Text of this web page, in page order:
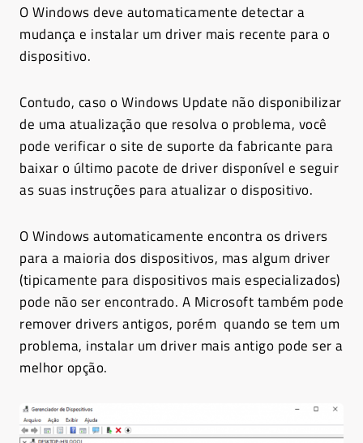
O Windows deve automaticamente detectar a
mudança e instalar um driver mais recente para o
dispositivo.
Contudo, caso o Windows Update não disponibilizar
de uma atualização que resolva o problema, você
pode verificar o site de suporte da fabricante para
baixar o último pacote de driver disponível e seguir
as suas instruções para atualizar o dispositivo.
O Windows automaticamente encontra os drivers
para a maioria dos dispositivos, mas algum driver
(tipicamente para dispositivos mais especializados)
pode não ser encontrado. A Microsoft também pode
remover drivers antigos, porém quando se tem um
problema, instalar um driver mais antigo pode ser a
melhor opção.